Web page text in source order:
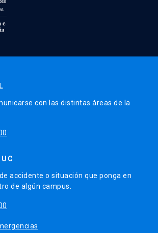
con las distintas áreas de la
accidente o situación que ponga en
de algún campus.